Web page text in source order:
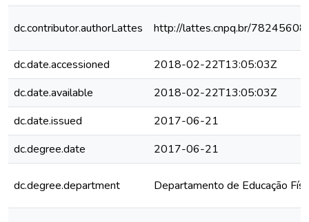
dc.contributor.authorLattes http://lattes.cnpq.br/
dc.date.accessioned
2018-02-22T13:05:03Z
dc.date.available
2018-02-22T13:05:03Z
dc.date.issued
2017-06-21
dc.degree.date
2017-06-21
dc.degree.department Departamento de Educação